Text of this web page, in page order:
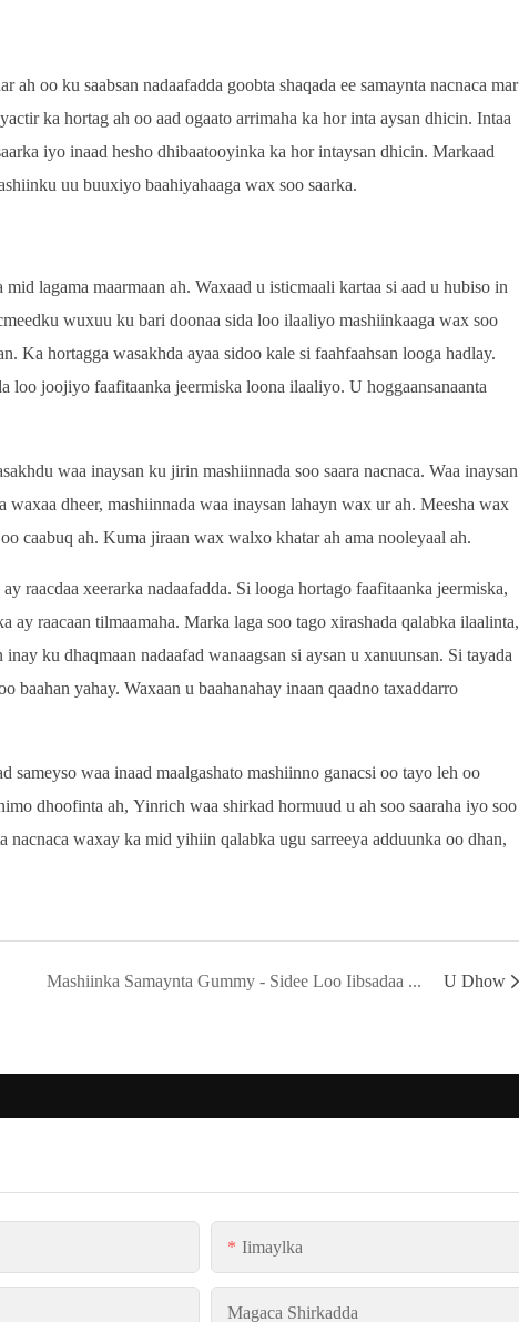
oo ku saabsan nadaafadda goobta shaqada ee samaynta nacnaca mar
ka hortag ah oo aad ogaato arrimaha ka hor inta aysan dhicin. Intaa
iyo inaad hesho dhibaatooyinka ka hor intaysan dhicin. Markaad
uu buuxiyo baahiyahaaga wax soo saarka.
lagama maarmaan ah. Waxaad u isticmaali kartaa si aad u hubiso in
wuxuu ku bari doonaa sida loo ilaaliyo mashiinkaaga wax soo
Ka hortagga wasakhda ayaa sidoo kale si faahfaahsan looga hadlay.
loo joojiyo faafitaanka jeermiska loona ilaaliyo. U hoggaansanaanta
waa inaysan ku jirin mashiinnada soo saara nacnaca. Waa inaysan
dheer, mashiinnada waa inaysan lahayn wax ur ah. Meesha wax
caabuq ah. Kuma jiraan wax walxo khatar ah ama nooleyaal ah.
raacdaa xeerarka nadaafadda. Si looga hortago faafitaanka jeermiska,
ay raacaan tilmaamaha. Marka laga soo tago xirashada qalabka ilaalinta,
ku dhaqmaan nadaafad wanaagsan si aysan u xanuunsan. Si tayada
baahan yahay. Waxaan u baahanahay inaan qaadno taxaddarro
sameyso waa inaad maalgashato mashiinno ganacsi oo tayo leh oo
dhoofinta ah, Yinrich waa shirkad hormuud u ah soo saaraha iyo soo
nacnaca waxay ka mid yihiin qalabka ugu sarreeya adduunka oo dhan,
Mashiinka Samaynta Gummy - Sidee Loo Iibsadaa Mid? U Dhow
Iimaylka
Magaca Shirkadda